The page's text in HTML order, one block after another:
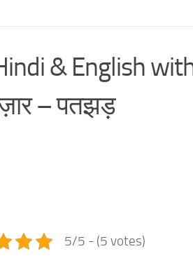
& English
– पतझड़
5/5 - (5 votes)